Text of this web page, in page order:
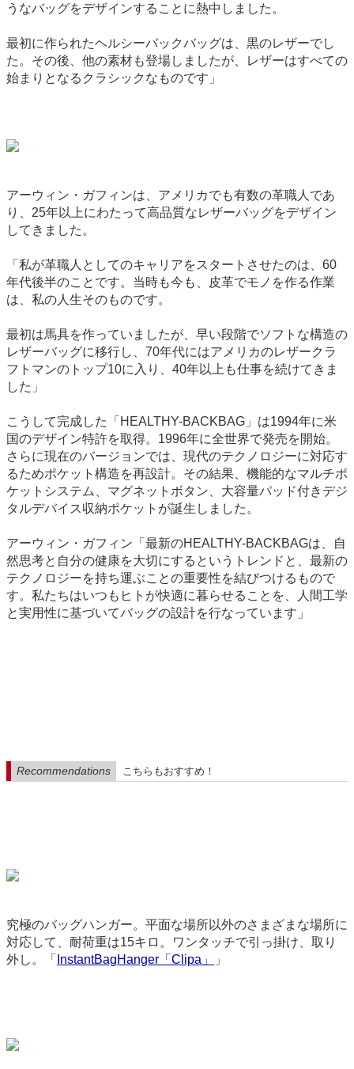
うなバッグをデザインすることに熱中しました。
最初に作られたヘルシーバックバッグは、黒のレザーでし
た。その後、他の素材も登場しましたが、レザーはすべての
始まりとなるクラシックなものです」
アーウィン・ガフィンは、アメリカでも有数の革職人であ
り、25年以上にわたって高品質なレザーバッグをデザイン
してきました。
「私が革職人としてのキャリアをスタートさせたのは、60
年代後半のことです。当時も今も、皮革でモノを作る作業
は、私の人生そのものです。
最初は馬具を作っていましたが、早い段階でソフトな構造の
レザーバッグに移行し、70年代にはアメリカのレザークラ
フトマンのトップ10に入り、40年以上も仕事を続けてきま
した」
こうして完成した「HEALTHY-BACKBAG」は1994年に米
国のデザイン特許を取得。1996年に全世界で発売を開始。
さらに現在のバージョンでは、現代のテクノロジーに対応す
るためポケット構造を再設計。その結果、機能的なマルチポ
ケットシステム、マグネットボタン、大容量パッド付きデジ
タルデバイス収納ポケットが誕生しました。
アーウィン・ガフィン「最新のHEALTHY-BACKBAGは、自
然思考と自分の健康を大切にするというトレンドと、最新の
テクノロジーを持ち運ぶことの重要性を結びつけるもので
す。私たちはいつもヒトが快適に暮らせることを、人間工学
と実用性に基づいてバッグの設計を行なっています」
Recommendations こちらもおすすめ！
究極のバッグハンガー。平面な場所以外のさまざまな場所に
対応して、耐荷重は15キロ。ワンタッチで引っ掛け、取り
外し。「
InstantBagHanger「Clipa」 」